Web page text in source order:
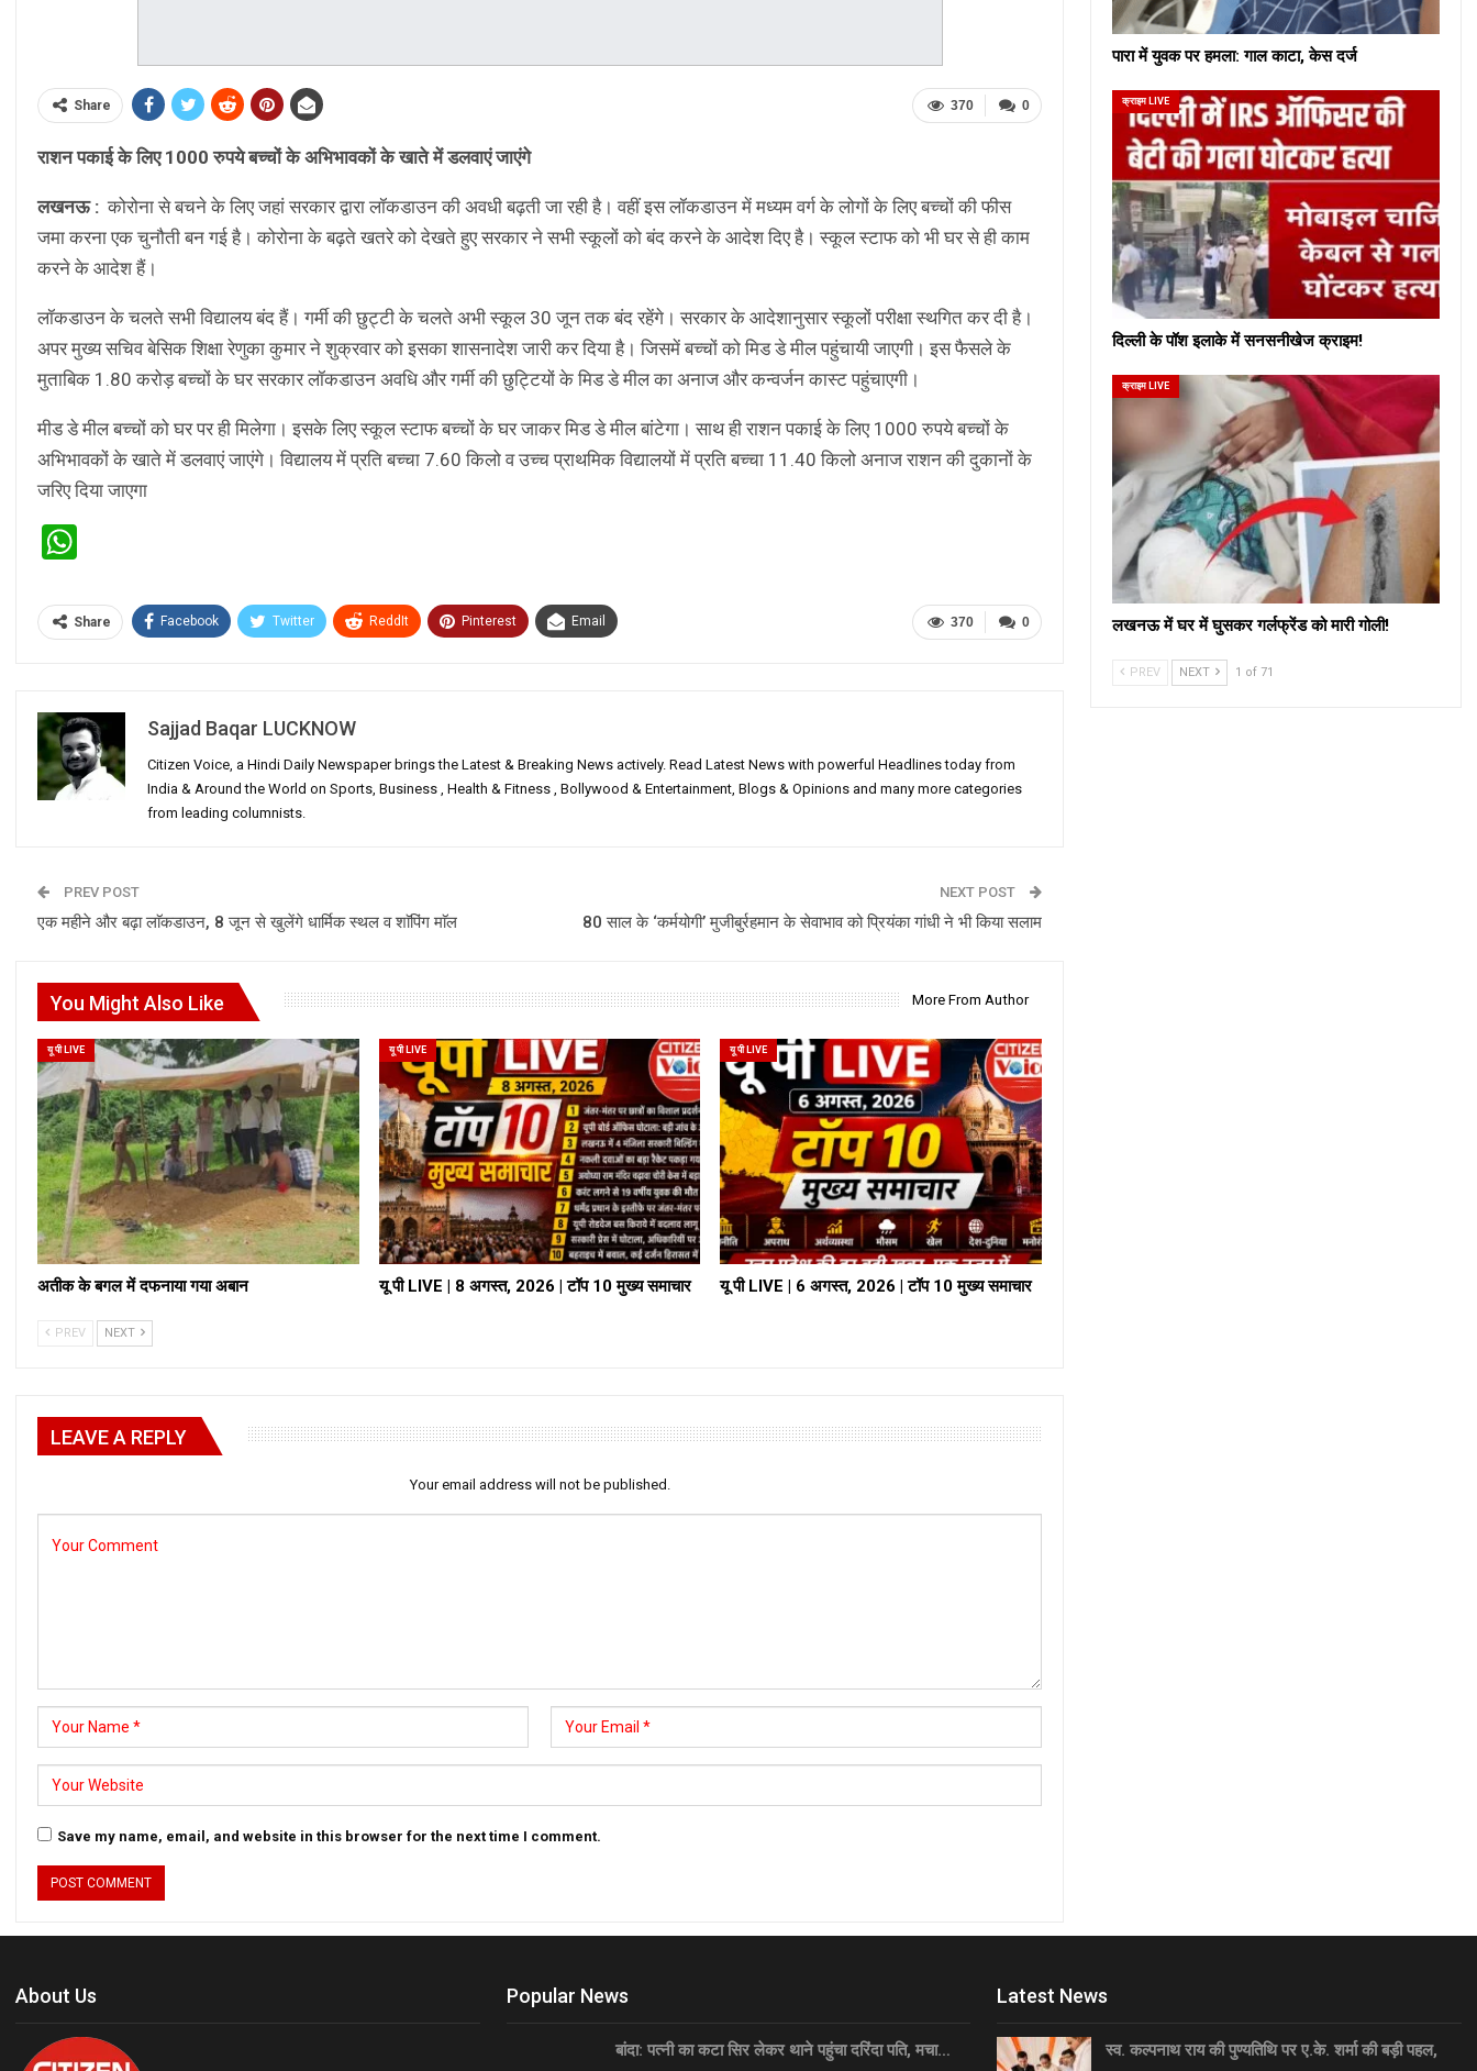
0
370
Share
राशन पकाई के लिए 1000 रुपये बच्चों के अभिभावकों के खाते में डलवाएं जाएंगे
लखनऊ : कोरोना से बचने के लिए जहां सरकार द्वारा लॉकडाउन की अवधी बढ़ती जा रही है। वहीं इस लॉकडाउन में मध्यम वर्ग के लोगों के लिए बच्चों की फीस
जमा करना एक चुनौती बन गई है। कोरोना के बढ़ते खतरे को देखते हुए सरकार ने सभी स्कूलों को बंद करने के आदेश दिए है। स्कूल स्टाफ को भी घर से ही काम
करने के आदेश हैं।
लॉकडाउन के चलते सभी विद्यालय बंद हैं। गर्मी की छुट्टी के चलते अभी स्कूल 30 जून तक बंद रहेंगे। सरकार के आदेशानुसार स्कूलों परीक्षा स्थगित कर दी है।
अपर मुख्य सचिव बेसिक शिक्षा रेणुका कुमार ने शुक्रवार को इसका शासनादेश जारी कर दिया है। जिसमें बच्चों को मिड डे मील पहुंचायी जाएगी। इस फैसले के
मुताबिक 1.80 करोड़ बच्चों के घर सरकार लॉकडाउन अवधि और गर्मी की छुट्टियों के मिड डे मील का अनाज और कन्वर्जन कास्ट पहुंचाएगी।
मीड डे मील बच्चों को घर पर ही मिलेगा। इसके लिए स्कूल स्टाफ बच्चों के घर जाकर मिड डे मील बांटेगा। साथ ही राशन पकाई के लिए 1000 रुपये बच्चों के
अभिभावकों के खाते में डलवाएं जाएंगे। विद्यालय में प्रति बच्चा 7.60 किलो व उच्च प्राथमिक विद्यालयों में प्रति बच्चा 11.40 किलो अनाज राशन की दुकानों के
जरिए दिया जाएगा
0
370
Share Facebook Twitter ReddIt Pinterest Email
Sajjad Baqar LUCKNOW
Citizen Voice, a Hindi Daily Newspaper brings the Latest & Breaking News actively. Read Latest News with powerful Headlines today from
India & Around the World on Sports, Business , Health & Fitness , Bollywood & Entertainment, Blogs & Opinions and many more categories
from leading columnists.
PREV POST
एक महीने और बढ़ा लाॅकडाउन, 8 जून से खुलेंगे धार्मिक स्थल व शाॅपिंग माॅल
NEXT POST
80 साल के ‘कर्मयोगी’ मुजीबुर्रहमान के सेवाभाव को प्रियंका गांधी ने भी किया सलाम
You Might Also Like More From Author
यू पी LIVE
अतीक के बगल में दफनाया गया अबान
यू पी LIVE
यू पी LIVE | 8 अगस्त, 2026 | टॉप 10 मुख्य समाचार
यू पी LIVE
यू पी LIVE | 6 अगस्त, 2026 | टॉप 10 मुख्य समाचार
PREV NEXT
LEAVE A REPLY
Your email address will not be published.
Save my name, email, and website in this browser for the next time I comment.
पारा में युवक पर हमला: गाल काटा, केस दर्ज
क्राइम LIVE
दिल्ली के पॉश इलाके में सनसनीखेज क्राइम!
क्राइम LIVE
लखनऊ में घर में घुसकर गर्लफ्रेंड को मारी गोली!
PREV NEXT 1 of 71
About Us Popular News
बांदा: पत्नी का कटा सिर लेकर थाने पहुंचा दरिंदा पति, मचा…
Latest News
स्व. कल्पनाथ राय की पुण्यतिथि पर ए.के. शर्मा की बड़ी पहल,